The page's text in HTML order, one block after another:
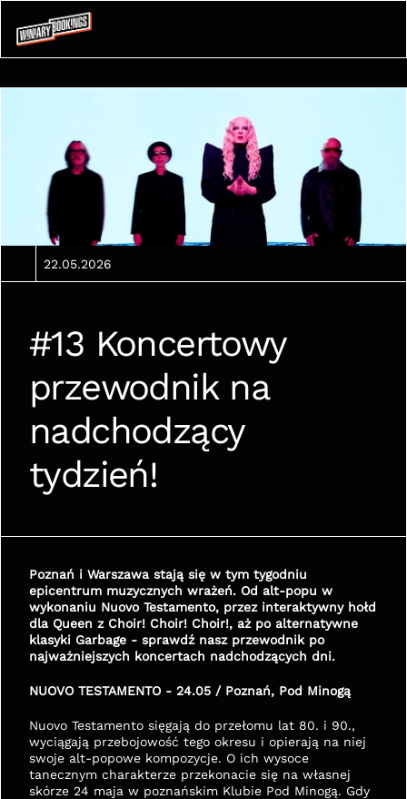
22.05.2026
#13 Koncertowy
przewodnik na
nadchodzący
tydzień!
Poznań i Warszawa stają się w tym tygodniu
epicentrum muzycznych wrażeń. Od alt-popu w
wykonaniu Nuovo Testamento, przez interaktywny hołd
dla Queen z Choir! Choir! Choir!, aż po alternatywne
klasyki Garbage - sprawdź nasz przewodnik po
najważniejszych koncertach nadchodzących dni.
NUOVO TESTAMENTO - 24.05 / Poznań, Pod Minogą
Nuovo Testamento sięgają do przełomu lat 80. i 90.,
wyciągają przebojowość tego okresu i opierają na niej
swoje alt-popowe kompozycje. O ich wysoce
tanecznym charakterze przekonacie się na własnej
skórze 24 maja w poznańskim Klubie Pod Minogą. Gdy